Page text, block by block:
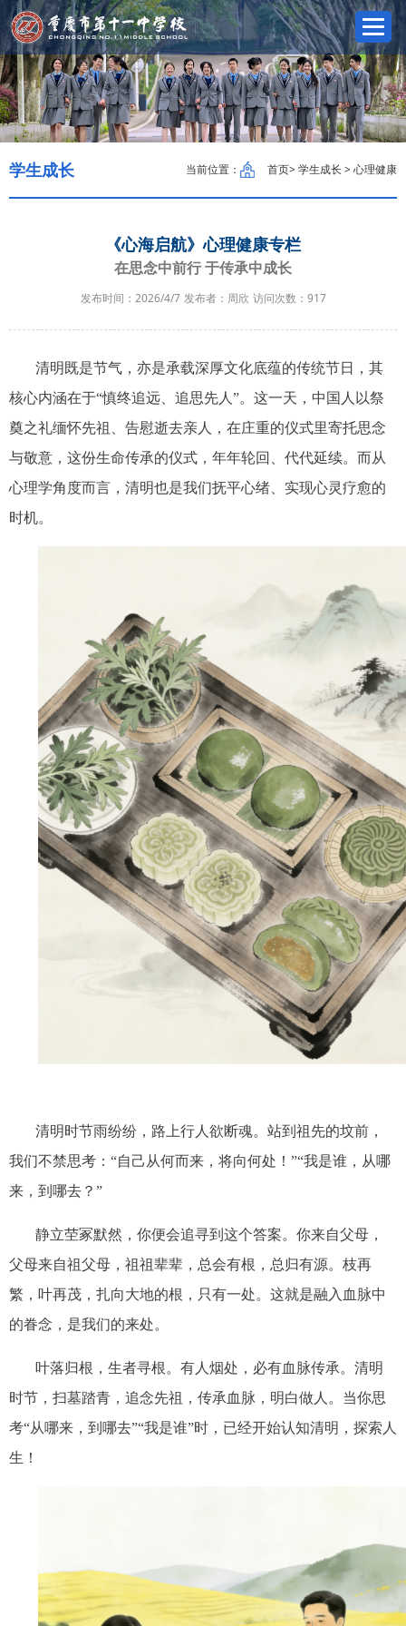
学生成长 当前位置： 首页> 学生成长 > 心理健康
《心海启航》心理健康专栏
在思念中前行 于传承中成长
发布时间：2026/4/7 发布者：周欣 访问次数： 917
清明既是节气，亦是承载深厚文化底蕴的传统节日，其
核心内涵在于“慎终追远、追思先人”。这一天，中国人以祭
奠之礼缅怀先祖、告慰逝去亲人，在庄重的仪式里寄托思念
与敬意，这份生命传承的仪式，年年轮回、代代延续。而从
心理学角度而言，清明也是我们抚平心绪、实现心灵疗愈的
时机。
清明时节雨纷纷，路上行人欲断魂。站到祖先的坟前，
我们不禁思考： “自己从何而来，将向何处！”“我是谁，从哪
来，到哪去？”
静立茔冢默然，你便会追寻到这个答案。你来自父母，
父母来自祖父母，祖祖辈辈，总会有根，总归有源。枝再
繁，叶再茂，扎向大地的根，只有一处。这就是融入血脉中
的眷念，是我们的来处。
叶落归根，生者寻根。有人烟处，必有血脉传承。清明
时节，扫墓踏青，追念先祖，传承血脉，明白做人。当你思
考“从哪来，到哪去”“我是谁”时，已经开始认知清明，探索人
生！